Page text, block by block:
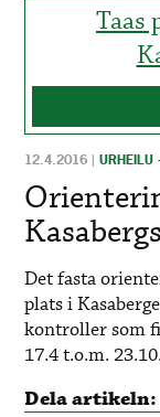
Taas
12.4.2016 |URHEILU
Det fasta
plats i
kontroller som
17.4 t.o.m. 23.10.
Dela artikeln: